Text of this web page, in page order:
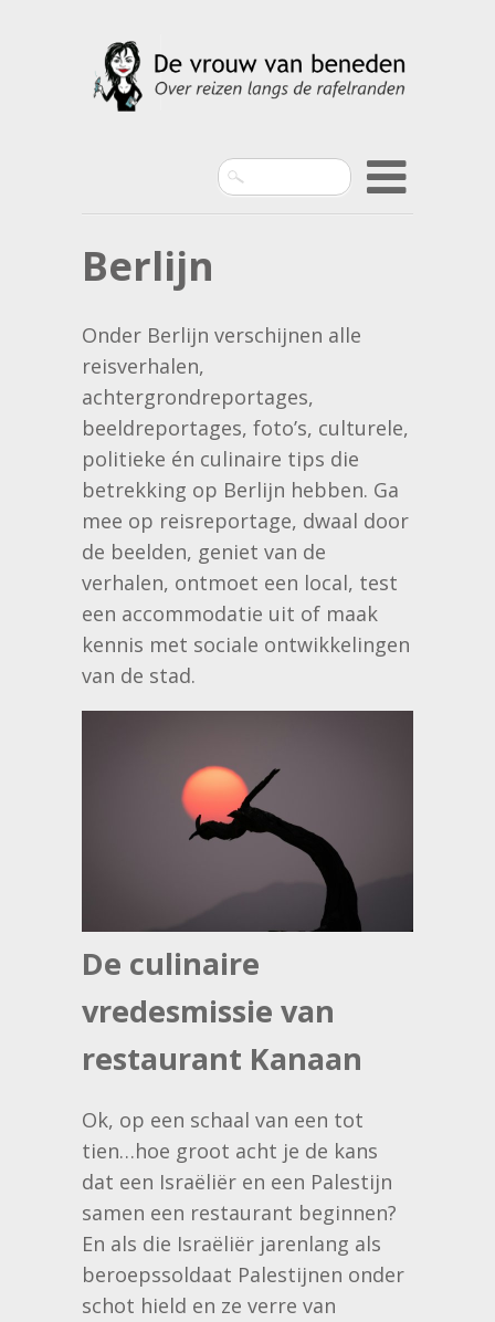
Search
Berlijn
Onder Berlijn verschijnen alle
reisverhalen,
achtergrondreportages,
beeldreportages, foto’s, culturele,
politieke én culinaire tips die
betrekking op Berlijn hebben. Ga
mee op reisreportage, dwaal door
de beelden, geniet van de
verhalen, ontmoet een local, test
een accommodatie uit of maak
kennis met sociale ontwikkelingen
van de stad.
De culinaire
vredesmissie van
restaurant Kanaan
Ok, op een schaal van een tot
tien…hoe groot acht je de kans
dat een Israëliër en een Palestijn
samen een restaurant beginnen?
En als die Israëliër jarenlang als
beroepssoldaat Palestijnen onder
schot hield en ze verre van